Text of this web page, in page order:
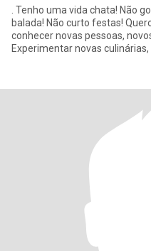
. Tenho uma vida chata! Não
balada! Não curto festas!
conhecer novas pessoas,
Experimentar novas